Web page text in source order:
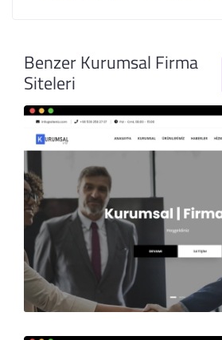
Benzer Kurumsal Firma
Siteleri